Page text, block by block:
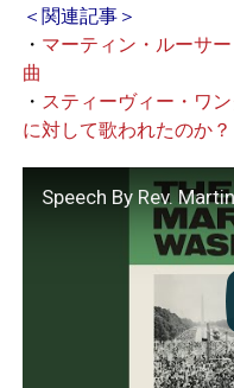
＜関連記事＞
・ マーティン・ルーサ
曲
・ スティーヴィー・ワ
に対して歌われたのか？